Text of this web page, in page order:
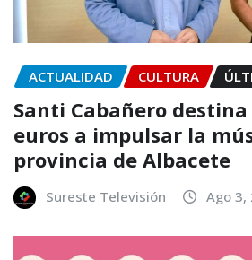
ACTUALIDAD CULTURA
Santi Cabañero destina
euros a impulsar la
provincia de Albacete
Sureste Televisión Ago 3,